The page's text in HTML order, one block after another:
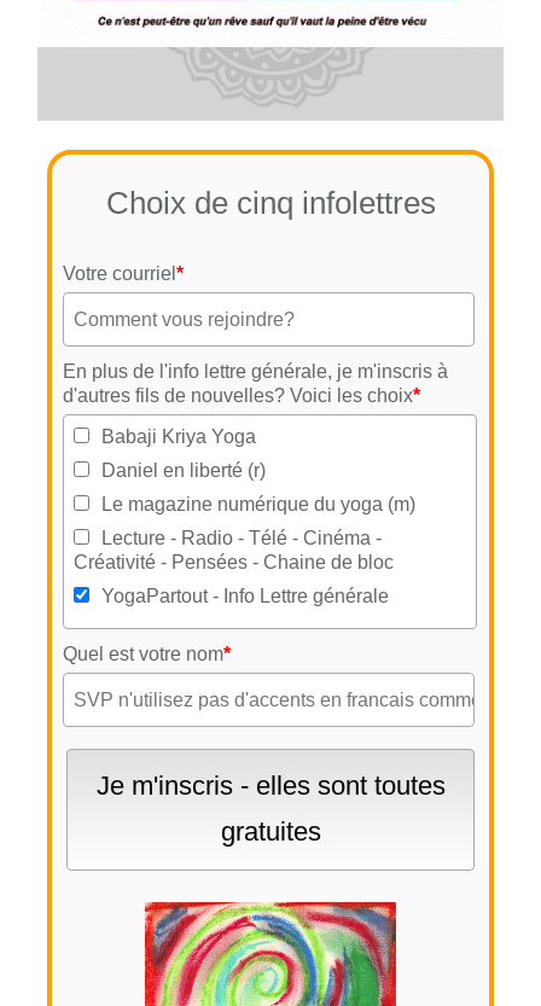
Choix de cinq infolettres
Votre courriel *
En plus de l'info lettre générale, je m'inscris à
d'autres fils de nouvelles? Voici les choix*
Babaji Kriya Yoga
Daniel en liberté (r)
Le magazine numérique du yoga (m)
Lecture - Radio - Télé - Cinéma -
Créativité - Pensées - Chaine de bloc
YogaPartout - Info Lettre générale
Quel est votre nom*